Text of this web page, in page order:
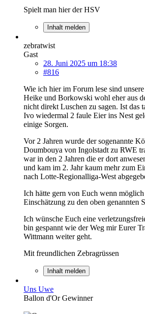
Spielt man hier der HSV
Inhalt melden
zebratwist
Gast
28. Juni 2025 um 18:38
#816
Wie ich hier im Forum lese sind
Heike und Borkowski wohl eher aus
nicht direkt Luschen zu sagen. Ist das
Ivo wiedermal 2 faule Eier ins Nest
einige Sorgen.
Vor 2 Jahren wurde der sogenannte
Doumbouya von Ingolstadt zu RWE
war in den 2 Jahren die er dort
und kam im 2. Jahr kaum mehr zum
nach Lotte-Regionalliga-West
Ich hätte gern von Euch wenn
Einschätzung zu den oben genannten
Ich wünsche Euch eine
bin gespannt wie der Weg mir Eurer
Wittmann weiter geht.
Mit freundlichen Zebragrüssen
Inhalt melden
Uns Uwe
Ballon d'Or Gewinner